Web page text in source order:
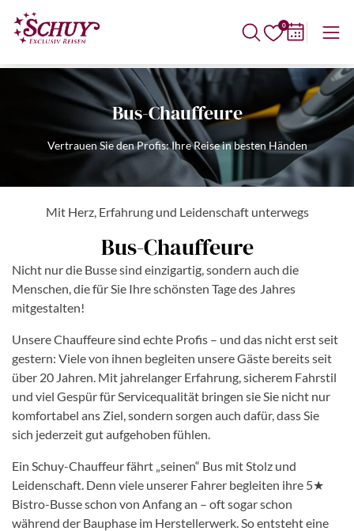
0
Bus-Chauffeure
Vertrauen Sie den Profis: Ihre Reise in besten Händen
Mit Herz, Erfahrung und Leidenschaft unterwegs
Bus-Chauffeure
Nicht nur die Busse sind einzigartig, sondern auch die
Menschen, die für Sie Ihre schönsten Tage des Jahres
mitgestalten!
Unsere Chauffeure sind echte Profis – und das nicht erst seit
gestern: Viele von ihnen begleiten unsere Gäste bereits seit
über 20 Jahren. Mit jahrelanger Erfahrung, sicherem Fahrstil
und viel Gespür für Servicequalität bringen sie Sie nicht nur
komfortabel ans Ziel, sondern sorgen auch dafür, dass Sie
sich jederzeit gut aufgehoben fühlen.
Ein Schuy-Chauffeur fährt „seinen“ Bus mit Stolz und
Leidenschaft. Denn viele unserer Fahrer begleiten ihre 5★
Bistro-Busse schon von Anfang an – oft sogar schon
während der Bauphase im Herstellerwerk. So entsteht eine